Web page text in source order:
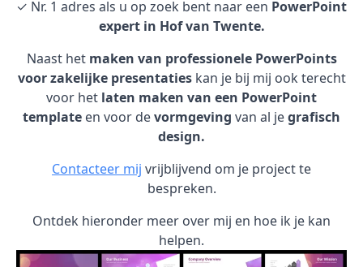
✓ Nr. 1 adres als u op zoek bent naar een PowerPoint
expert in Hof van Twente.
Naast het maken van professionele PowerPoints
voor zakelijke presentatieskan je bij mij ook terecht
voor het laten maken van een PowerPoint
template en voor devormgeving van al jegrafisch
design.
Contacteer mij vrijblijvend om je project te
bespreken.
Ontdek hieronder meer over mij en hoe ik je kan
helpen.